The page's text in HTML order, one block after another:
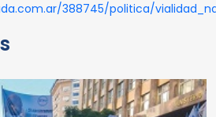
388745/politica/